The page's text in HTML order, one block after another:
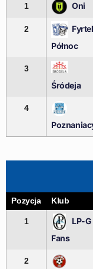
1 Oni
2
Fyrtel
Północ
3
Śródeja
4
Pozycja Klub
1
LP-G
Fans
2